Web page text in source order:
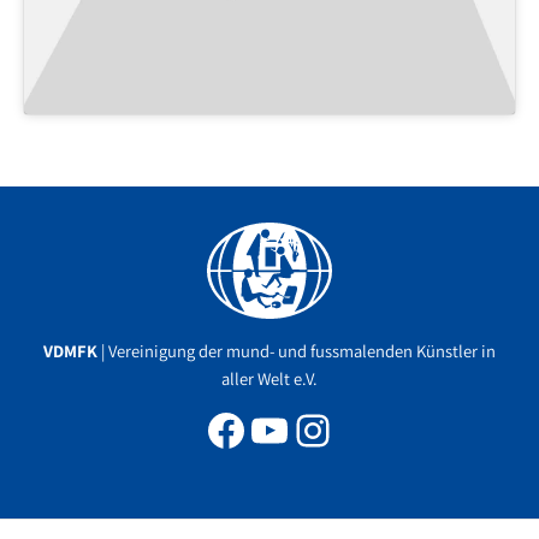
VDMFK | Vereinigung der mund- und fussmalenden Künstler in
aller Welt e.V.
Facebook
YouTube
Instagram